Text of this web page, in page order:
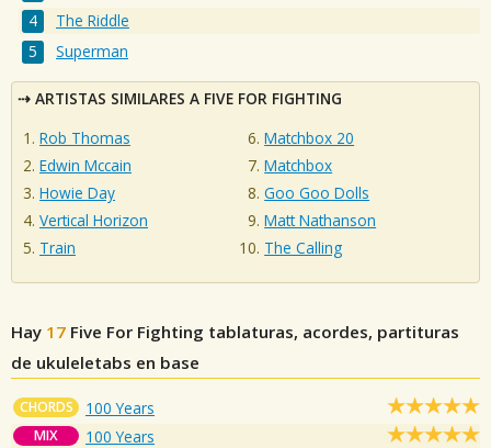
The Riddle
Superman
ARTISTAS SIMILARES A FIVE FOR FIGHTING
Rob Thomas
Edwin Mccain
Howie Day
Vertical Horizon
Train
Matchbox 20
Matchbox
Goo Goo Dolls
Matt Nathanson
The Calling
Hay 17 Five For Fighting tablaturas, acordes, partituras
de ukuleletabs en base
CHORDS 100 Years
MIX 100 Years